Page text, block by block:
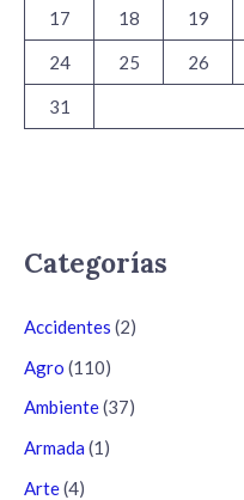
17 18 19
24 25 26
31
Categorías
Accidentes (2)
Agro (110)
Ambiente(37)
Armada (1)
Arte(4)